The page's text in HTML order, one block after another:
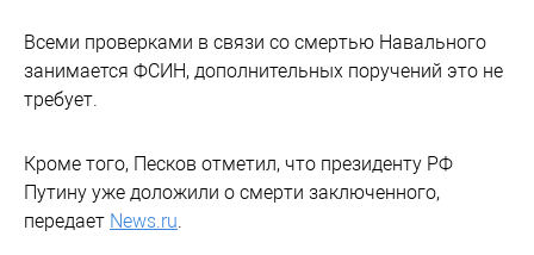
Всеми проверками в связи со смертью Навального
занимается ФСИН, дополнительных поручений это не
требует.
Кроме того, Песков отметил, что президенту РФ
Путину уже доложили о смерти заключенного,
передает News.ru